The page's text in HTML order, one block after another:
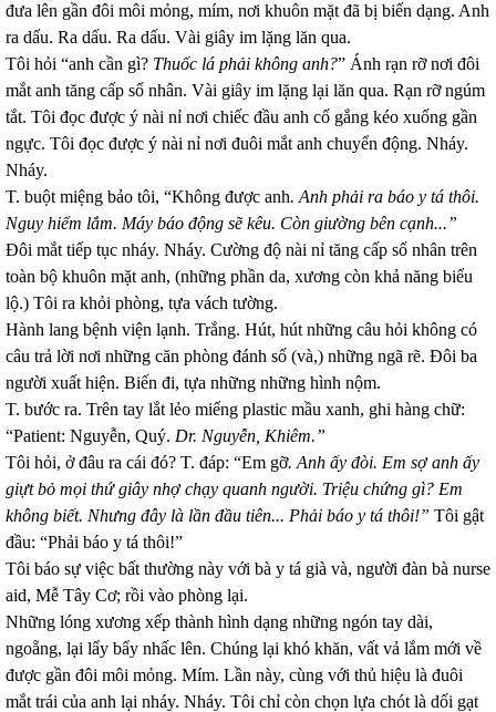
đưa lên gần đôi môi mỏng, mím, nơi khuôn mặt đã bị biến dạng. Anh
ra dấu. Ra dấu. Ra dấu. Vài giây im lặng lăn qua.
Tôi hỏi “anh cần gì? Thuốc lá phải không anh?” Ánh rạn rỡ nơi đôi
mắt anh tăng cấp số nhân. Vài giây im lặng lại lăn qua. Rạn rỡ ngúm
tắt. Tôi đọc được ý nài nỉ nơi chiếc đầu anh cố gắng kéo xuống gần
ngực. Tôi đọc được ý nài nỉ nơi đuôi mắt anh chuyển động. Nháy.
Nháy.
T. buột miệng bảo tôi, “Không được anh. Anh phải ra báo y tá thôi.
Nguy hiểm lắm. Máy báo động sẽ kêu. Còn giường bên cạnh...”
Đôi mắt tiếp tục nháy. Nháy. Cường độ nài nỉ tăng cấp số nhân trên
toàn bộ khuôn mặt anh, (những phần da, xương còn khả năng biểu
lộ.) Tôi ra khỏi phòng, tựa vách tường.
Hành lang bệnh viện lạnh. Trắng. Hút, hút những câu hỏi không có
câu trả lời nơi những căn phòng đánh số (và,) những ngã rẽ. Đôi ba
người xuất hiện. Biến đi, tựa những những hình nộm.
T. bước ra. Trên tay lắt lẻo miếng plastic mầu xanh, ghi hàng chữ:
“Patient: Nguyễn, Quý. Dr. Nguyễn, Khiêm.”
Tôi hỏi, ở đâu ra cái đó? T. đáp: “Em gỡ. Anh ấy đòi. Em sợ anh ấy
giựt bỏ mọi thứ giây nhợ chạy quanh người. Triệu chứng gì? Em
không biết. Nhưng đây là lần đầu tiên... Phải báo y tá thôi!” Tôi gật
đầu: “Phải báo y tá thôi!”
Tôi báo sự việc bất thường này với bà y tá già và, người đàn bà nurse
aid, Mễ Tây Cơ; rồi vào phòng lại.
Những lóng xương xếp thành hình dạng những ngón tay dài,
ngoẵng, lại lẩy bẩy nhấc lên. Chúng lại khó khăn, vất vả lắm mới về
được gần đôi môi mỏng. Mím. Lần này, cùng với thủ hiệu là đuôi
mắt trái của anh lại nháy. Nháy. Tôi chỉ còn chọn lựa chót là dối gạt